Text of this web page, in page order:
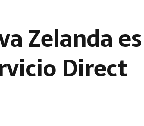
Zelanda es
Direct